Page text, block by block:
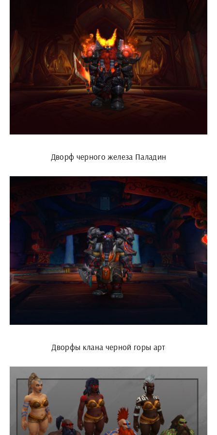
Дворф черного железа Паладин
Дворфы клана черной горы арт